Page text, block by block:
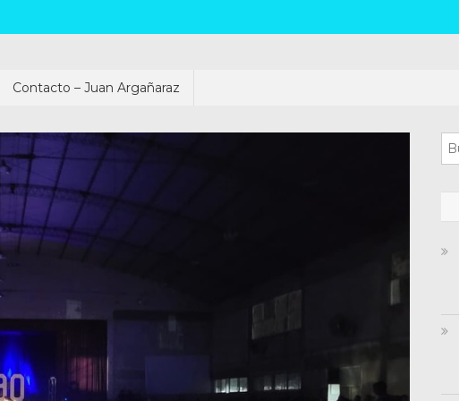
Contacto – Juan Argañaraz